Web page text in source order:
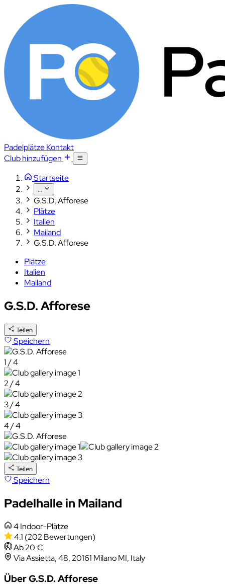
PadelplätzeKontakt
Club hinzufügen
Startseite
...
G.S.D. Afforese
Plätze
Italien
Mailand
G.S.D. Afforese
Plätze
Italien
Mailand
G.S.D. Afforese
Teilen
Speichern
1 / 4
2 / 4
3 / 4
4 / 4
Teilen
Speichern
Padelhalle in Mailand
4 Indoor-Plätze
4.1 (202 Bewertungen)
Ab 20 €
Via Assietta, 48, 20161 Milano MI, Italy
Über G.S.D. Afforese